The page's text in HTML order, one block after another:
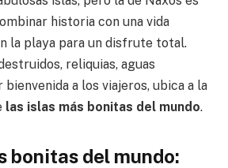
historia con una vida
la playa para un disfrute total.
reliquias, aguas
a los viajeros, ubica a la
las islas más bonitas del mundo.
bonitas del mundo: